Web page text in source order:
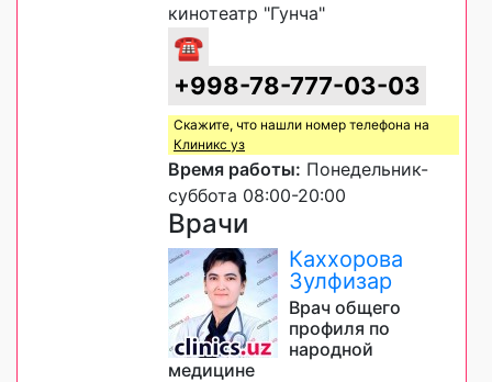
кинотеатр "Гунча"
☎
+998-78-777-03-03
Скажите, что нашли номер телефона на
Клиникс уз
Время работы: Понедельник-
суббота 08:00-20:00
Врачи
Каххорова
Зулфизар
Врач общего
профиля по
народной
медицине